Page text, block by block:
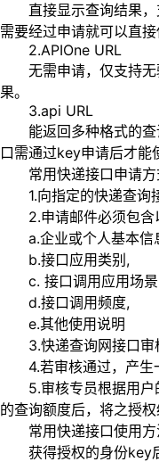
直接显示查询结果，
需要经过申请就可以直接
2.APIOne URL
无需申请，仅支持无
果。
3.api URL
能返回多种格式的查
口需通过key申请后才能
常用快递接口申请方
1.向指定的快递查询
2.申请邮件必须包含
a.企业或个人基本信
b.接口应用类别,
c. 接口调用应用场
d.接口调用频度,
e.其他使用说明
3.快递查询网接口审
4.若审核通过，产生
5.审核专员根据用户
的查询额度后，将之授权
常用快递接口使用方
获得授权的身份key后